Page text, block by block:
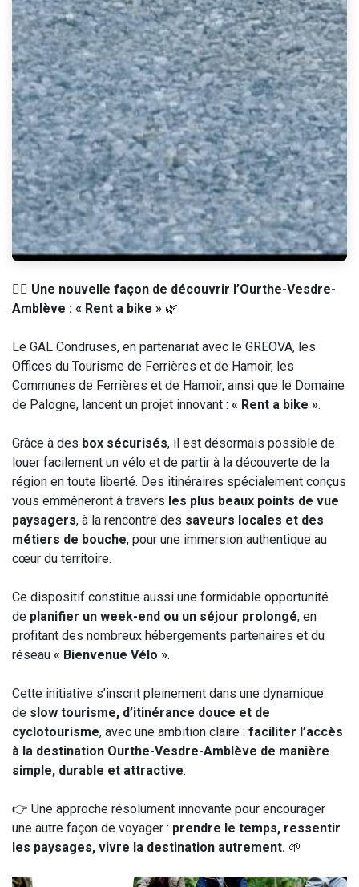
🚴‍♂️ Une nouvelle façon de découvrir l’Ourthe-Vesdre-
Amblève : « Rent a bike » 🌿
Le GAL Condruses, en partenariat avec le GREOVA, les
Offices du Tourisme de Ferrières et de Hamoir, les
Communes de Ferrières et de Hamoir, ainsi que le Domaine
de Palogne, lancent un projet innovant : « Rent a bike ».
Grâce à des box sécurisés, il est désormais possible de
louer facilement un vélo et de partir à la découverte de la
région en toute liberté. Des itinéraires spécialement conçus
vous emmèneront à travers les plus beaux points de vue
paysagers, à la rencontre des saveurs locales et des
métiers de bouche, pour une immersion authentique au
cœur du territoire.
Ce dispositif constitue aussi une formidable opportunité
de planifier un week-end ou un séjour prolongé, en
profitant des nombreux hébergements partenaires et du
réseau « Bienvenue Vélo ».
Cette initiative s’inscrit pleinement dans une dynamique
de slow tourisme, d’itinérance douce et de
cyclotourisme, avec une ambition claire : faciliter l’accès
à la destination Ourthe-Vesdre-Amblève de manière
simple, durable et attractive.
👉 Une approche résolument innovante pour encourager
une autre façon de voyager : prendre le temps, ressentir
les paysages, vivre la destination autrement. 🌱